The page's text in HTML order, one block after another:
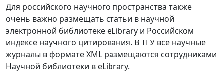
Для российского научного пространства также
очень важно размещать статьи в научной
электронной библиотеке eLibrary и Российском
индексе научного цитирования. В ТГУ все научные
журналы в формате XML размещаются сотрудниками
Научной библиотеки в eLibrary.